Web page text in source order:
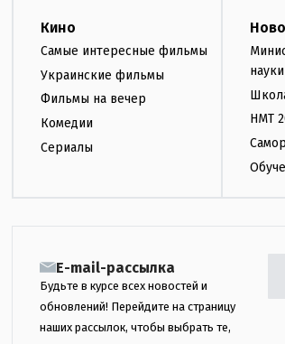
Кино
Самые интересные фильмы
Украинские фильмы
Фильмы на вечер
Комедии
Сериалы
НМТ
E-mail-рассылка
Будьте в курсе всех новостей и
обновлений! Перейдите на страницу
наших рассылок, чтобы выбрать те,